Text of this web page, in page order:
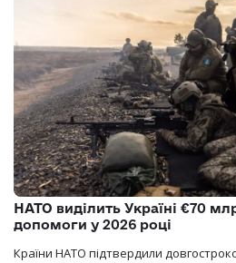
НАТО виділить Україні €70
допомоги у 2026 році
Країни НАТО підтвердили